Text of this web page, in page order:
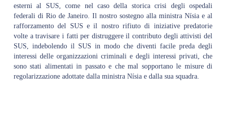
esterni al SUS, come nel caso della storica crisi degli ospedali
federali di Rio de Janeiro. Il nostro sostegno alla ministra Nísia e al
rafforzamento del SUS e il nostro rifiuto di iniziative predatorie
volte a travisare i fatti per distruggere il contributo degli attivisti del
SUS, indebolendo il SUS in modo che diventi facile preda degli
interessi delle organizzazioni criminali e degli interessi privati, che
sono stati alimentati in passato e che mal sopportano le misure di
regolarizzazione adottate dalla ministra Nísia e dalla sua squadra.